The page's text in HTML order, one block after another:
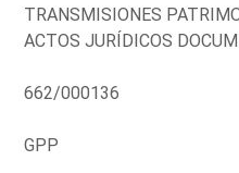
TRANSMISIONES
ACTOS JURÍDICOS
662/000136
GPP